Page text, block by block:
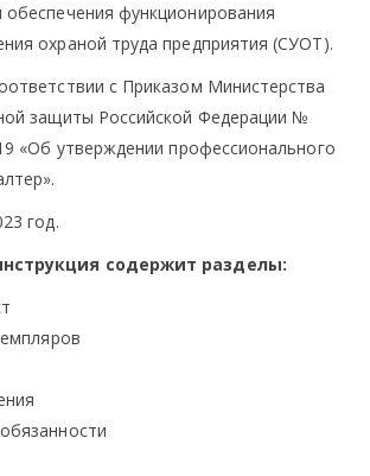
обеспечения функционирования
охраной труда предприятия (СУОТ).
с Приказом Министерства
защиты Российской Федерации №
«Об утверждении профессионального
год.
содержит разделы: